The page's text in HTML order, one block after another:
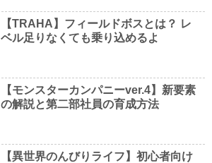
【TRAHA】フィールドボスとは？ レ
ベル足りなくても乗り込めるよ
【モンスターカンパニーver.4】新要素
の解説と第二部社員の育成方法
【異世界のんびりライフ】初心者向け